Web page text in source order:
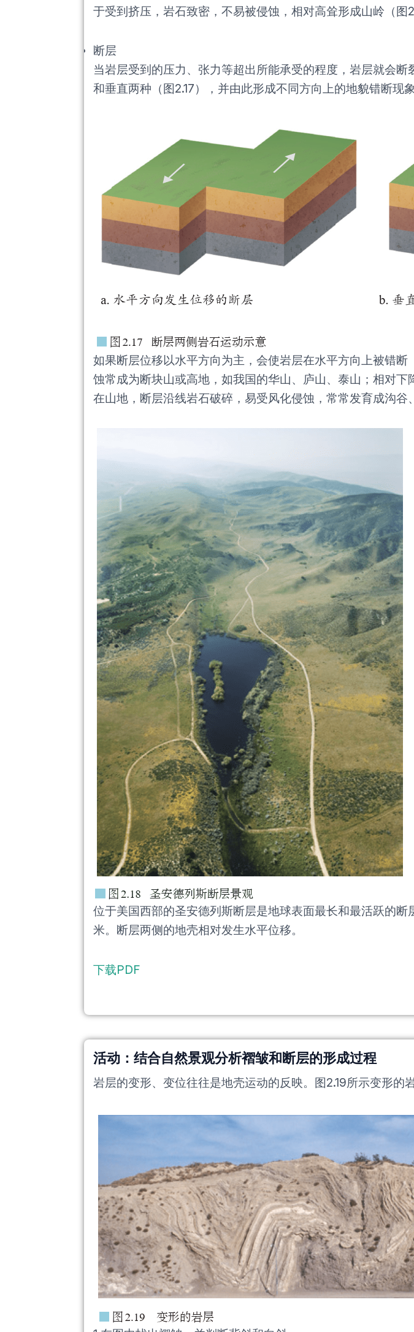
于受到挤压，岩石致密，不易被侵蚀，相对高耸形成山岭（图
断层
当岩层受到的压力、张力等超出所能承受的程度，岩层就会
和垂直两种（图2.17），并由此形成不同方向上的地貌错断现象
如果断层位移以水平方向为主，会使岩层在水平方向上被错
蚀常成为断块山或高地，如我国的华山、庐山、泰山；相对
在山地，断层沿线岩石破碎，易受风化侵蚀，常常发育成沟谷
位于美国西部的圣安德列斯断层是地球表面最长和最活跃的
米。断层两侧的地壳相对发生水平位移。
下载PDF
活动：结合自然景观分析褶皱和断层的形成过程
岩层的变形、变位往往是地壳运动的反映。图2.19所示变形的